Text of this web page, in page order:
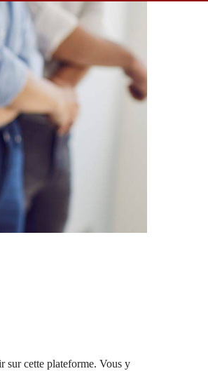
sur cette plateforme. Vous y